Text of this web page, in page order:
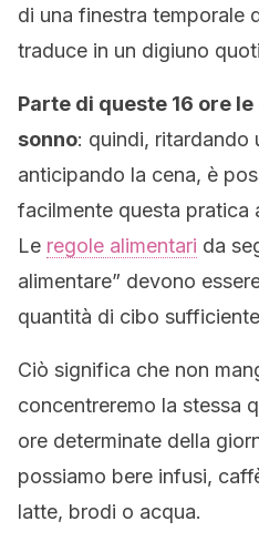
di una finestra temporale
traduce in un digiuno
Parte di queste 16 ore
sonno: quindi, ritardando
anticipando la cena, è
facilmente questa pratica
Le regole alimentari da
alimentare” devono
quantità di cibo
Ciò significa che non
concentreremo la stessa
ore determinate della
possiamo bere infusi,
latte, brodi o acqua.